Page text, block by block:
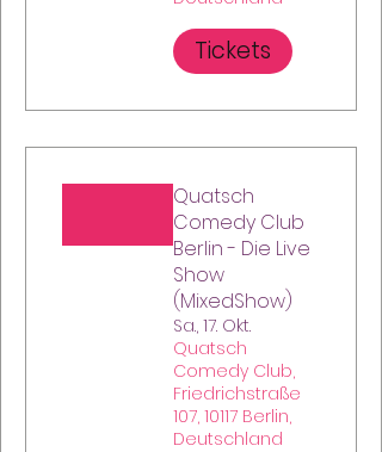
Tickets
Quatsch
Comedy Club
Berlin - Die Live
Show
(MixedShow)
Sa., 17. Okt.
Quatsch
Comedy Club,
Friedrichstraße
107, 10117 Berlin,
Deutschland